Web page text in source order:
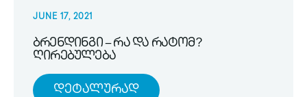
JUNE 17, 2021
ბრენდინგი – რა და რატომ?
ღირებულება
Დეტალურად